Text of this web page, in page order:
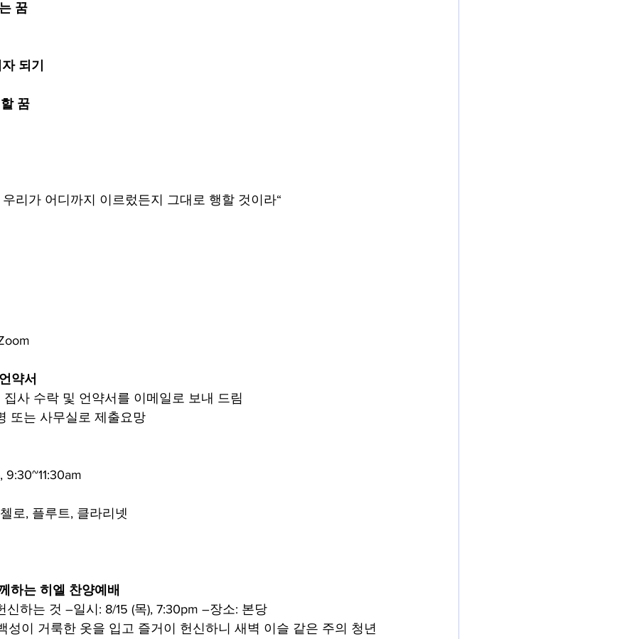
꿈
되기
꿈
우리가 어디까지 이르렀든지 그대로 행할 것이라“
약서
사 수락 및 언약서를 이메일로 보내 드림
또는 사무실로 제출요망
9:30~11:30am
로, 플루트, 클라리넷
하는 히엘 찬양예배
신하는 것 –일시: 8/15 (목), 7:30pm –장소: 본당
성이 거룩한 옷을 입고 즐거이 헌신하니 새벽 이슬 같은 주의 청년